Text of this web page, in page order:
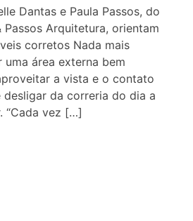
Dantas e Paula Passos, do
Arquitetura, orientam
corretos Nada mais
área externa bem
a vista e o contato
desligar da correria do dia a
“Cada vez […]